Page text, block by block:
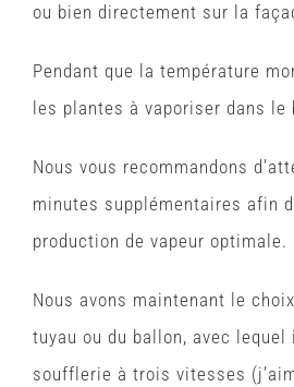
ou bien directement sur la
Pendant que la température
les plantes à vaporiser dans le
Nous vous recommandons
minutes supplémentaires afin
production de vapeur optimale.
Nous avons maintenant le
tuyau ou du ballon, avec
soufflerie à trois vitesses